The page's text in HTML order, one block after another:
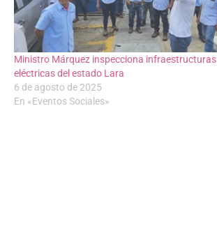
Ministro Márquez inspecciona infraestructuras
eléctricas del estado Lara
6 de agosto de 2025
En «Eventos Sociales»